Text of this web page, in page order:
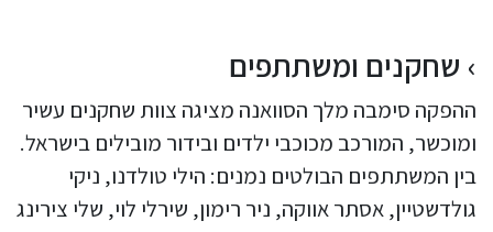
שחקנים ומשתתפים
ההפקה סימבה מלך הסוואנה מציגה צוות שחקנים עשיר
ומוכשר, המורכב מכוכבי ילדים ובידור מובילים בישראל.
בין המשתתפים הבולטים נמנים: הילי טולדנו, ניקי
גולדשטיין, אסתר אווקה, ניר רימון, שירלי לוי, שלי צירינג